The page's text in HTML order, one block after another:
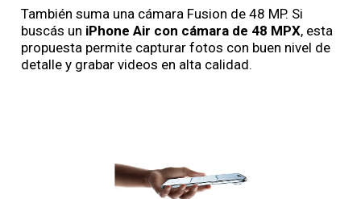
También suma una cámara Fusion de 48 MP. Si
buscás un iPhone Air con cámara de 48 MPX, esta
propuesta permite capturar fotos con buen nivel de
detalle y grabar videos en alta calidad.